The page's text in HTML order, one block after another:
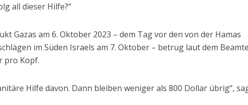
all dieser Hilfe?“
Gazas am 6. Oktober 2023 – dem Tag vor den von der Hamas
im Süden Israels am 7. Oktober – betrug laut dem
pro Kopf.
Hilfe davon. Dann bleiben weniger als 800 Dollar übrig“,